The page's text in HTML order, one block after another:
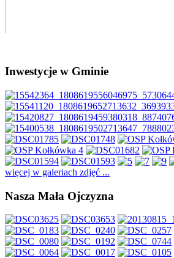
Inwestycje w Gminie
więcej w galeriach zdjęć ...
Nasza Mała Ojczyzna